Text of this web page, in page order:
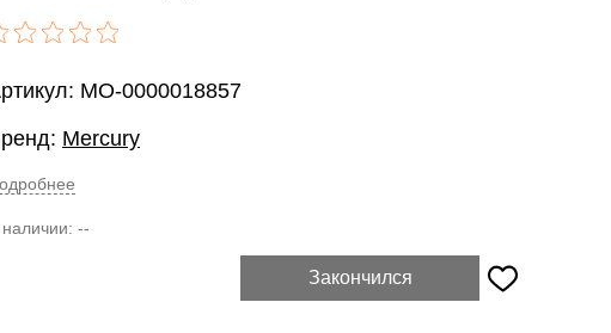
MO-0000018857
Mercury
--
Закончился